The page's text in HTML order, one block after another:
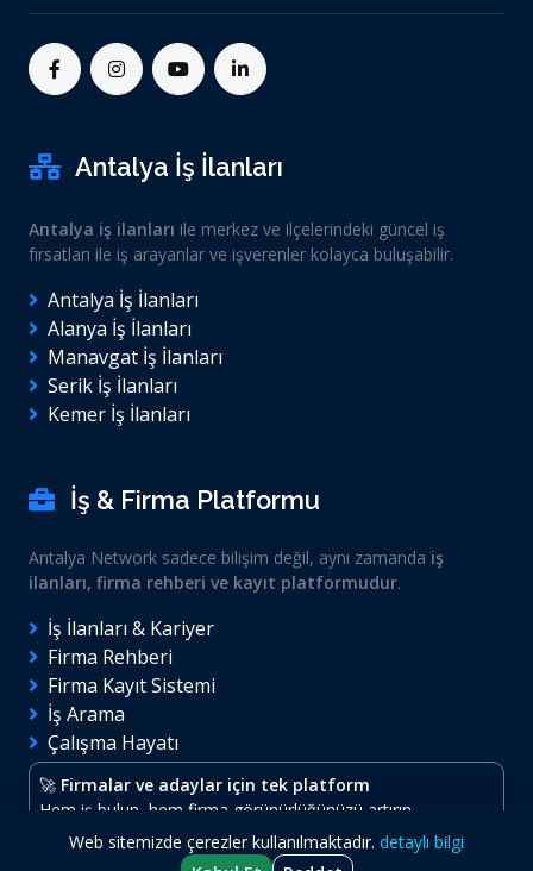
Antalya İş İlanları
Antalya iş ilanları ile merkez ve ilçelerindeki güncel iş
fırsatları ile iş arayanlar ve işverenler kolayca buluşabilir.
Antalya İş İlanları
Alanya İş İlanları
Manavgat İş İlanları
Serik İş İlanları
Kemer İş İlanları
İş & Firma Platformu
Antalya Network sadece bilişim değil, aynı zamanda iş
ilanları, firma rehberi ve kayıt platformudur.
İş İlanları & Kariyer
Firma Rehberi
Firma Kayıt Sistemi
İş Arama
Çalışma Hayatı
🚀 Firmalar ve adaylar için tek platform
Hem iş bulun, hem firma görünürlüğünüzü artırın.
Web sitemizde çerezler kullanılmaktadır. detaylı bilgi